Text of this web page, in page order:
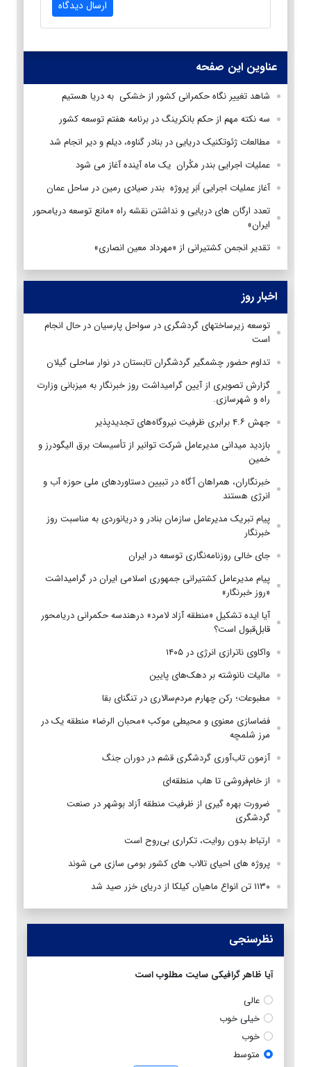
ارسال دیدگاه
عناوین این صفحه
شاهد تغییر نگاه حکمرانی کشور از خشکی به دریا هستیم
سه نکته مهم از حکم بانکرینگ در برنامه هفتم توسعه کشور
مطالعات ژئوتکنیک دریایی در بنادر گناوه، دیلم و دیر انجام شد
عملیات اجرایی بندر مَکُران یک ماه آینده آغاز می شود
آغاز عملیات اجرایی اَبَر پروژه بندر صیادی رمین در ساحل عمان
تعدد ارگان های دریایی و نداشتن نقشه راه «مانع توسعه دريامحور
ایران»
تقدیر انجمن کشتیرانی از «مهرداد معین انصاری»
اخبار روز
توسعه زیرساختهای گردشگری در سواحل پارسیان در حال انجام
است
تداوم حضور چشمگیر گردشگران تابستان در نوار ساحلی گیلان
گزارش تصویری از آیین گرامیداشت روز خبرنگار به میزبانی وزارت
راه و شهرسازی.
جهش ۴.۶ برابری ظرفیت نیروگاه‌های تجدیدپذیر
بازدید میدانی مدیرعامل شرکت توانیر از تأسیسات برق الیگودرز و
خمین
خبرنگاران، همراهان آگاه در تبیین دستاوردهای ملی حوزه آب و
انرژی هستند
پیام تبریک مدیرعامل سازمان بنادر و دریانوردی به مناسبت روز
خبرنگار
جای خالی روزنامه‌نگاری توسعه در ایران
پیام مدیرعامل کشتیرانی جمهوری اسلامی ایران در گرامیداشت
«روز خبرنگار»
آیا ایده تشکیل «منطقه آزاد لامرد» درهندسه حکمرانی دریامحور
قابل‌قبول است؟
واکاوی ناترازی انرژی در ۱۴۰۵
مالیات نانوشته بر دهک‌های پایین
مطبوعات؛ رکن چهارم مردم‌سالاری در تنگنای بقا
فضاسازی معنوی و محیطی موکب «محبان الرضا» منطقه یک در
مرز شلمچه
آزمون تاب‌آوری گردشگری قشم در دوران جنگ
از خام‌فروشی تا هاب منطقه‌ای
ضرورت بهره گیری از ظرفیت منطقه آزاد بوشهر در صنعت
گردشگری
ارتباط بدون روایت، تکراری بی‌روح است
پروژه های احیای تالاب های کشور بومی سازی می شوند
۱۱۳۰ تن انواع ماهیان کیلکا از دریای خزر صید شد
نظرسنجی
آیا ظاهر گرافیکی سایت مطلوب است
عالی
خیلی خوب
خوب
متوسط